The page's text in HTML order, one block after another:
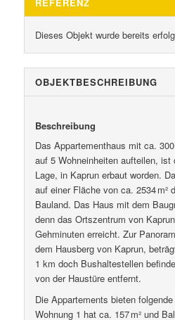
Dieses Objekt wurde bereits
OBJEKT­BESCHREIBUNG
Beschreibung
Das Appartementhaus mit ca.
auf 5 Wohneinheiten aufteilen, ist
Lage, in Kaprun erbaut worden.
auf einer Fläche von ca. 2534 m²
Bauland. Das Haus mit dem
denn das Ortszentrum von
Gehminuten erreicht. Zur
dem Hausberg von Kaprun,
1 km doch Bushaltestellen
von der Haustüre entfernt.
Die Appartements bieten
Wohnung 1 hat ca. 157 m² und